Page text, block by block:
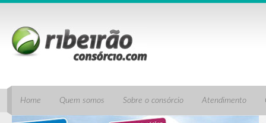
Home Quem somos Sobre o consórcio Atendimento